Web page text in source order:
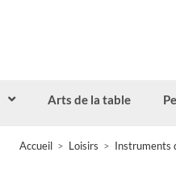
Arts de la table
Accueil > Loisirs > Instruments